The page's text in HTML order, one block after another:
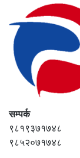
सम्पर्क
९८१९३७१७४८
९८५२०७१७४८